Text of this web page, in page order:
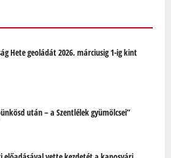
Hete geoládát 2026. márciusig 1-ig kint
után – a Szentlélek gyümölcsei”